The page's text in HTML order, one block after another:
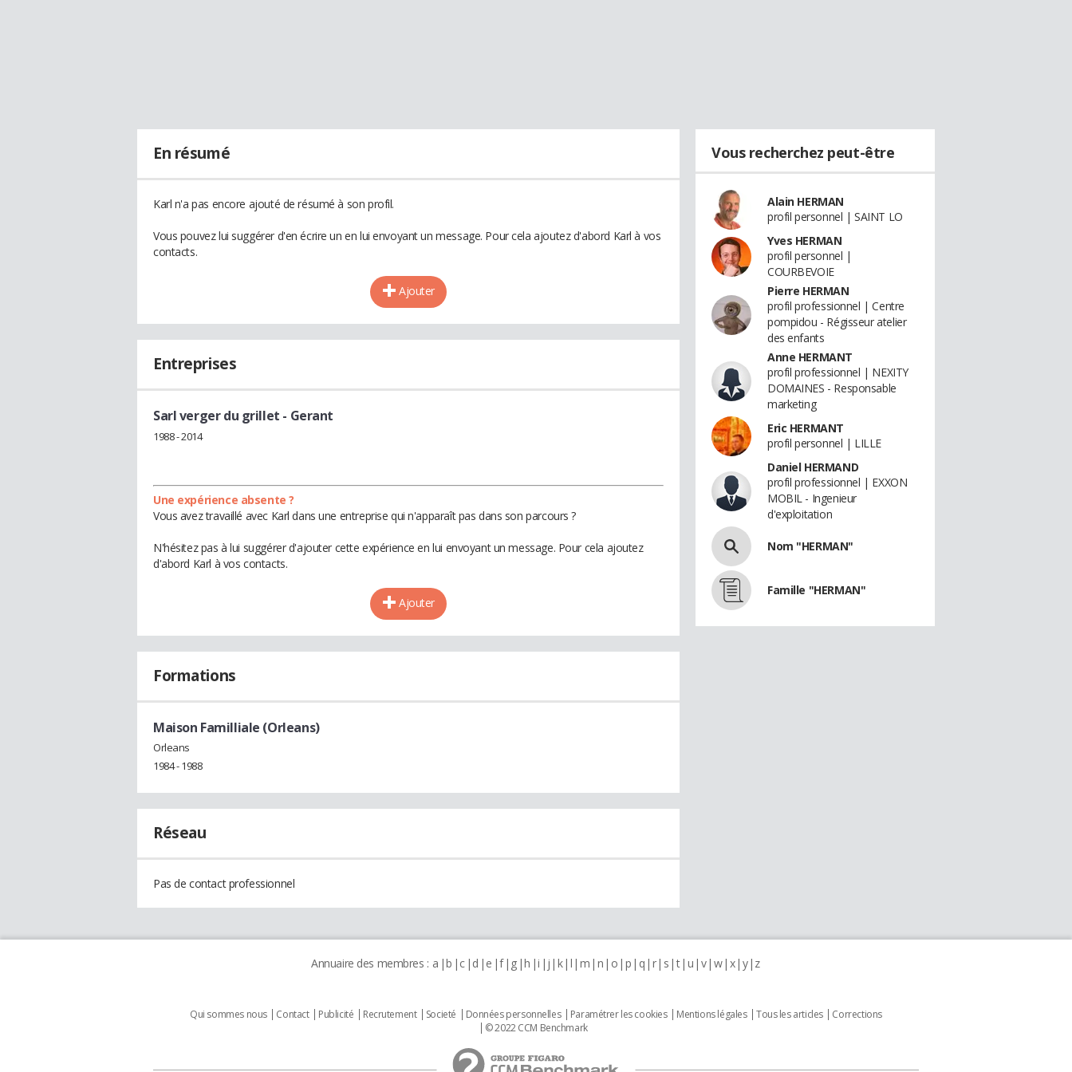
En résumé
Karl n'a pas encore ajouté de résumé à son profil.
Vous pouvez lui suggérer d'en écrire un en lui envoyant un message. Pour cela ajoutez d'abord Karl à vos
contacts.
Ajouter
Entreprises
Sarl verger du grillet - Gerant
1988 - 2014
Une expérience absente ?
Vous avez travaillé avec Karl dans une entreprise qui n'apparaît pas dans son parcours ?
N'hésitez pas à lui suggérer d'ajouter cette expérience en lui envoyant un message. Pour cela ajoutez
d'abord Karl à vos contacts.
Ajouter
Formations
Maison Familliale (Orleans)
Orleans
1984 - 1988
Réseau
Pas de contact professionnel
Vous recherchez peut-être
Alain HERMAN
profil personnel | SAINT LO
Yves HERMAN
profil personnel |
COURBEVOIE
Pierre HERMAN
profil professionnel | Centre
pompidou - Régisseur atelier
des enfants
Anne HERMANT
profil professionnel | NEXITY
DOMAINES - Responsable
marketing
Eric HERMANT
profil personnel | LILLE
Daniel HERMAND
profil professionnel | EXXON
MOBIL - Ingenieur
d'exploitation
Nom "HERMAN"
Famille "HERMAN"
Annuaire des membres : a b c d e f g h i j k l m n o p q r s t u v w x y z
Qui sommes nous Contact Publicité Recrutement Societé Données personnelles Paramétrer les cookies Mentions légales Tous les articles
Corrections
© 2022 CCM Benchmark